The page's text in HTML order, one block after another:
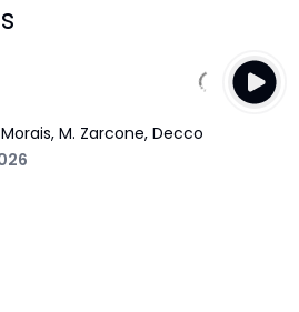
Morais, M. Zarcone, Decco